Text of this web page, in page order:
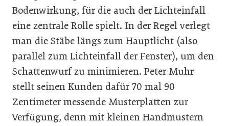
Bodenwirkung, für die auch der Lichteinfall
eine zentrale Rolle spielt. In der Regel verlegt
man die Stäbe längs zum Hauptlicht (also
parallel zum Lichteinfall der Fenster), um den
Schattenwurf zu minimieren. Peter Muhr
stellt seinen Kunden dafür 70 mal 90
Zentimeter messende Musterplatten zur
Verfügung, denn mit kleinen Handmustern